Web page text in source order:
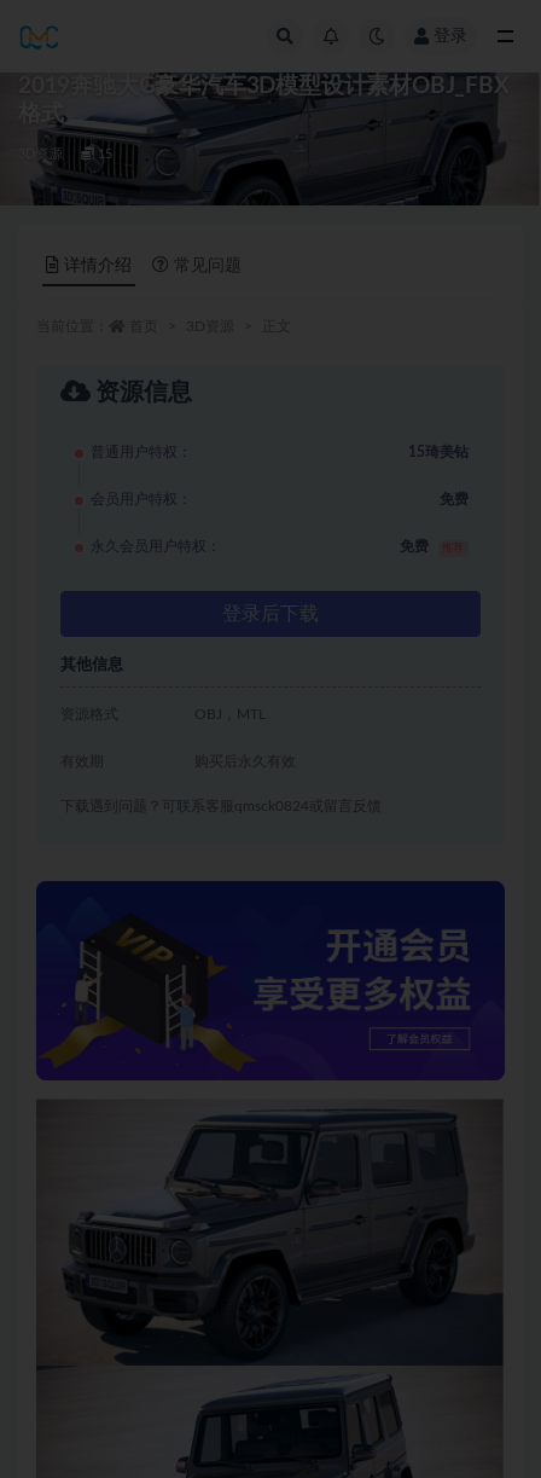
登录
2019奔驰大G豪华汽车3D模型设计素材OBJ_FBX
格式
3D资源 15
详情介绍 常见问题
资源信息
普通用户特权： 15琦美钻
会员用户特权： 免费
永久会员用户特权： 免费
登录后下载
其他信息
资源格式 OBJ，MTL
有效期 购买后永久有效
下载遇到问题？可联系客服qmsck0824或留言反馈